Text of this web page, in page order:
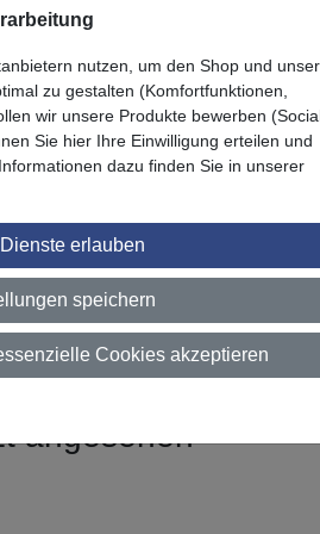
1878MT DE"
angesehen
nutzen, um den Shop und
zu gestalten (Komfortfunktionen,
wir unsere Produkte bewerben
Sie hier Ihre Einwilligung erteilen und
dazu finden Sie in unserer
erlauben
speichern
Cookies akzeptieren